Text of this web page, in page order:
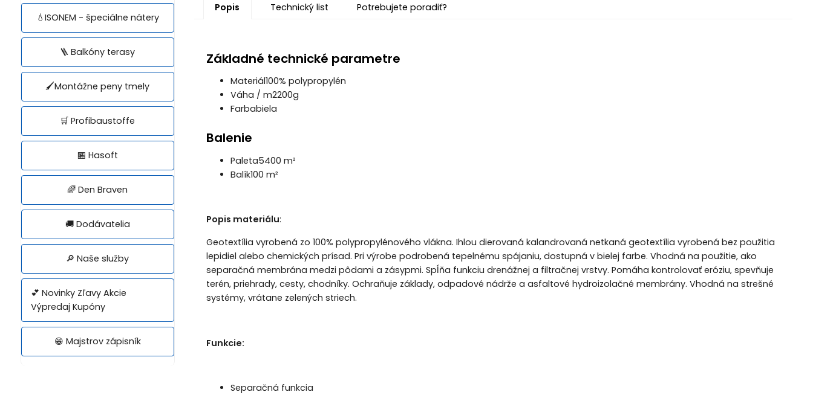
💧ISONEM - špeciálne nátery
🪜 Balkóny terasy
🖌️Montážne peny tmely
🛒 Profibaustoffe
🏪 Hasoft
🌈 Den Braven
🚚 Dodávatelia
🔎 Naše služby
💕 Novinky Zľavy Akcie
Výpredaj Kupóny
😁 Majstrov zápisník
Popis Technický list Potrebujete poradiť?
Základné technické parametre
Materiál100% polypropylén
Váha / m2200g
Farbabiela
Balenie
Paleta5400 m²
Balík100 m²
Popis materiálu:
Geotextília vyrobená zo 100% polypropylénového vlákna. Ihlou dierovaná kalandrovaná netkaná geotextília vyrobená bez použitia
lepidiel alebo chemických prísad. Pri výrobe podrobená tepelnému spájaniu, dostupná v bielej farbe. Vhodná na použitie, ako
separačná membrána medzi pôdami a zásypmi. Spĺňa funkciu drenážnej a filtračnej vrstvy. Pomáha kontrolovať eróziu, spevňuje
terén, priehrady, cesty, chodníky. Ochraňuje základy, odpadové nádrže a asfaltové hydroizolačné membrány. Vhodná na strešné
systémy, vrátane zelených striech.
Funkcie:
Separačná funkcia